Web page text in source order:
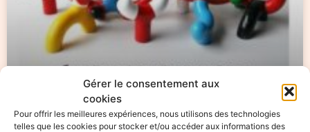
Gérer le consentement aux
cookies
Pour offrir les meilleures expériences, nous utilisons des technologies
telles que les cookies pour stocker et/ou accéder aux informations des
Exposition les Simonnet